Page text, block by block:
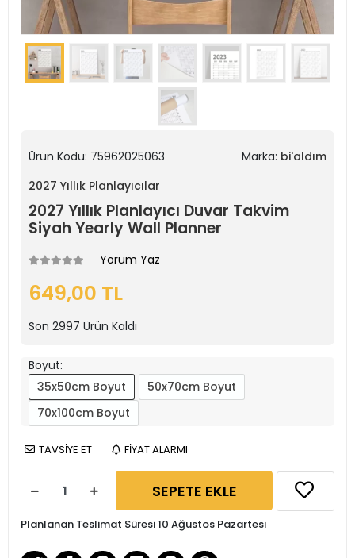
Ürün Kodu: 75962025063 Marka: bi'aldım
2027 Yıllık Planlayıcılar
2027 Yıllık Planlayıcı Duvar Takvim
Siyah Yearly Wall Planner
Yorum Yaz
649,00 TL
Son 2997 Ürün Kaldı
Boyut:
35x50cm Boyut
50x70cm Boyut
70x100cm Boyut
TAVSİYE ET FİYAT ALARMI
SEPETE EKLE
Planlanan Teslimat Süresi 10 Ağustos Pazartesi